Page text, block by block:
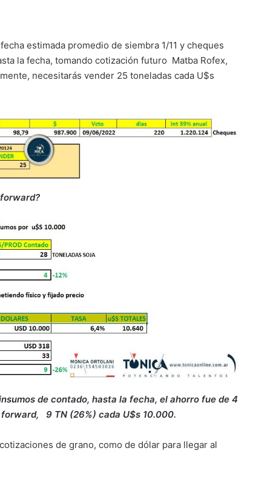
estimada promedio de siembra 1/11 y cheques
la fecha, tomando cotización futuro Matba Rofex,
necesitarás vender 25 toneladas cada U$s
de contado, hasta la fecha, el ahorro fue de 4
9 TN (26%) cada U$s 10.000.
de grano, como de dólar para llegar al